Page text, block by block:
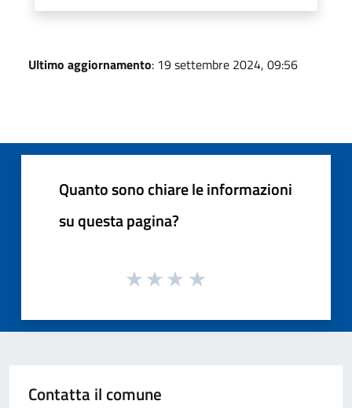
Ultimo aggiornamento: 19 settembre 2024, 09:56
Quanto sono chiare le informazioni
su questa pagina?
Contatta il comune